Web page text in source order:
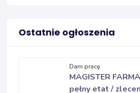
Ostatnie ogłoszenia
Dam pracę
MAGISTER
pełny etat /